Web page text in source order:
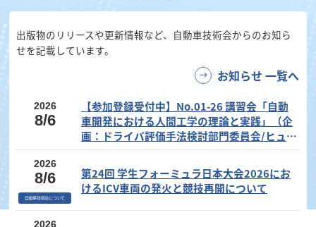
出版物のリリースや更新情報など、自動車技術会からのお知ら
せを記載しています。
お知らせ 一覧へ
【参加登録受付中】No.01-26 講習会「自動
車開発における人間工学の理論と実践」（企
画：ドライバ評価手法検討部門委員会/ヒュー
マンファクター部門委員会）
2026
8/6
第24回 学生フォーミュラ日本大会2026にお
けるICV車両の発火と競技再開について
2026
8/6
自動車技術会について
2026